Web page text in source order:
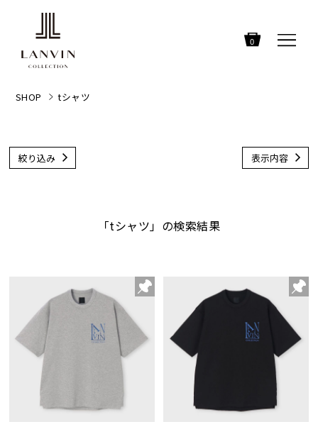
0
SHOP tシャツ
絞り込み 表示内容
「tシャツ」の検索結果